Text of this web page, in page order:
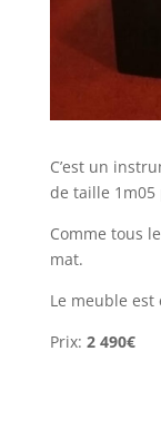
C’est un
de taille 1m05
Comme tous
mat.
Le meuble est
Prix: 2 490€